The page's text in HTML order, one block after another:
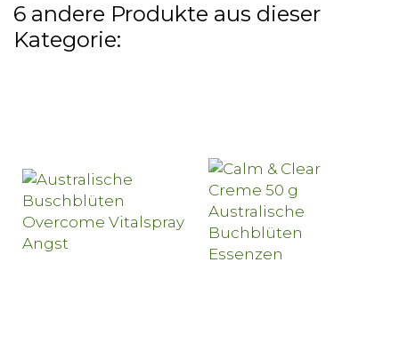
6 andere Produkte aus dieser
Kategorie: